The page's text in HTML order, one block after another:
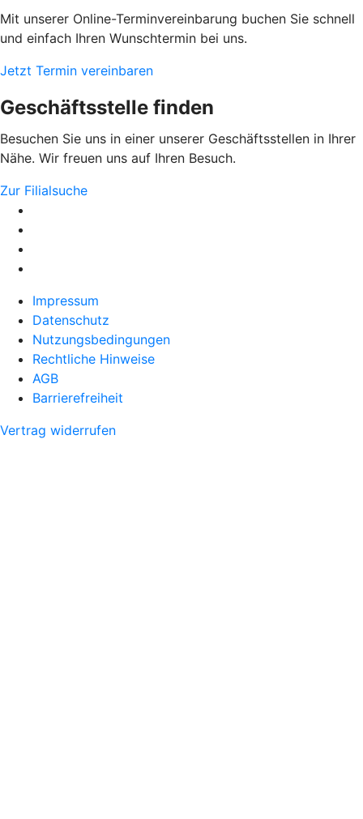
Mit unserer Online-Terminvereinbarung buchen Sie schnell
und einfach Ihren Wunschtermin bei uns.
Jetzt Termin vereinbaren
Geschäftsstelle finden
Besuchen Sie uns in einer unserer Geschäftsstellen in Ihrer
Nähe. Wir freuen uns auf Ihren Besuch.
Zur Filialsuche
Impressum
Datenschutz
Nutzungsbedingungen
Rechtliche Hinweise
AGB
Barrierefreiheit
Vertrag widerrufen